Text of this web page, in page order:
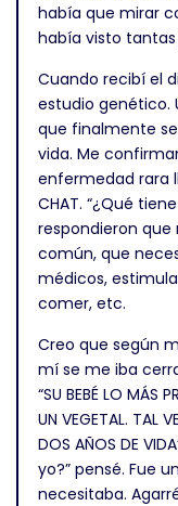
había que mirar
había visto
Cuando recibí el
estudio genético.
que finalmente
vida. Me
enfermedad rara
CHAT. “¿Qué
respondieron
común, que
médicos,
comer, etc.
Creo que según
mí se me iba
“SU BEBÉ LO MÁS
UN VEGETAL. TAL
DOS AÑOS DE
yo?” pensé. Fue
necesitaba.